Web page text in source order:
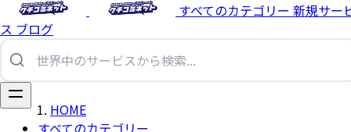
すべてのカテゴリー 新規サー
ス ブログ
すべてのカテゴリー
HOME